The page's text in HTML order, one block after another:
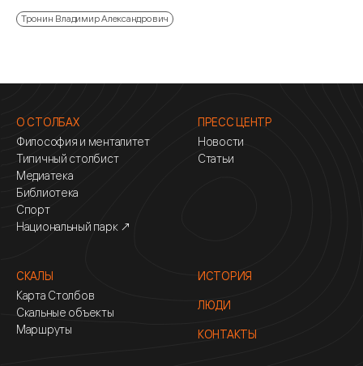
Тронин Владимир Александрович
О СТОЛБАХ
Философия и менталитет
Типичный столбист
Медиатека
Библиотека
Спорт
Национальный парк ↗
ПРЕСС ЦЕНТР
Новости
Статьи
СКАЛЫ
Карта Столбов
Скальные объекты
Маршруты
ИСТОРИЯ
ЛЮДИ
КОНТАКТЫ